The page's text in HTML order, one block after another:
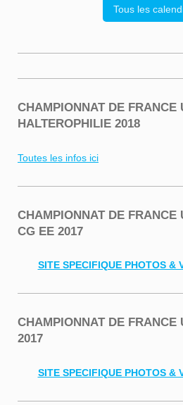
Tous les
CHAMPIONNAT DE FRANCE
HALTEROPHILIE 2018
Toutes les infos ici
CHAMPIONNAT DE
CG EE 2017
SITE SPECIFIQUE PHOTOS &
CHAMPIONNAT DE FRANCE
2017
SITE SPECIFIQUE PHOTOS &